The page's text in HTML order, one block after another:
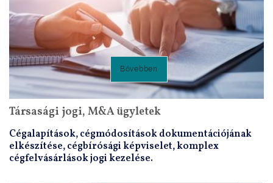
Bővebben
Társasági jogi, M&A ügyletek
Cégalapítások, cégmódosítások dokumentációjának
elkészítése, cégbírósági képviselet, komplex
cégfelvásárlások jogi kezelése.